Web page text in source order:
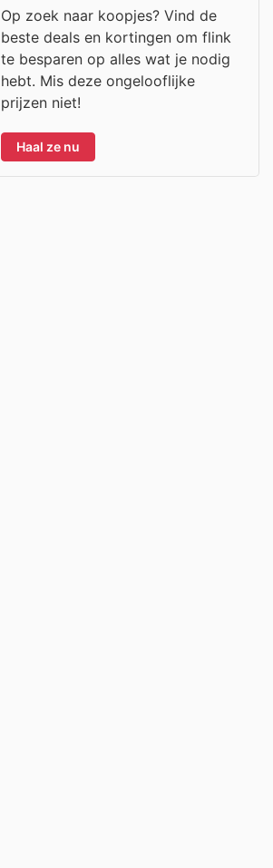
Op zoek naar koopjes? Vind de
beste deals en kortingen om flink
te besparen op alles wat je nodig
hebt. Mis deze ongelooflijke
prijzen niet!
Haal ze nu